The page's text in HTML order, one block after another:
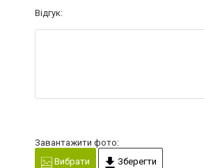
Відгук:
Завантажити фото:
Вибрати
Зберегти